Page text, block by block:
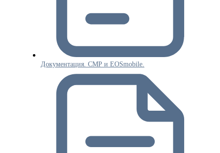
Документация. СМР и EOSmobile.